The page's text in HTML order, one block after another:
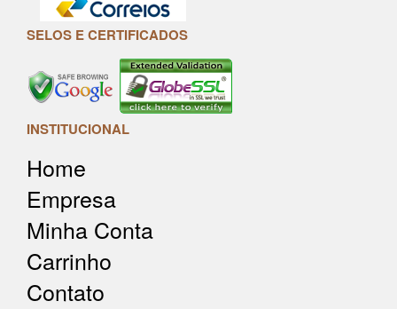
SELOS E CERTIFICADOS
INSTITUCIONAL
Home
Empresa
Minha Conta
Carrinho
Contato